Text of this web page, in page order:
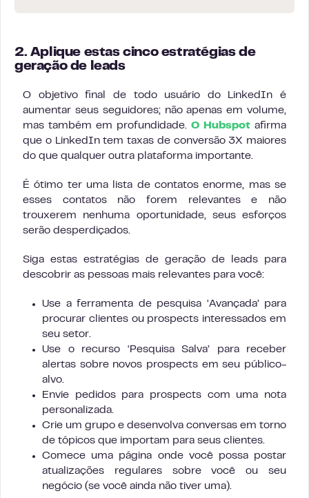
2. Aplique estas cinco estratégias de
geração de leads
O objetivo final de todo usuário do LinkedIn é
aumentar seus seguidores; não apenas em volume,
mas também em profundidade. O Hubspot afirma
que o LinkedIn tem taxas de conversão 3X maiores
do que qualquer outra plataforma importante.
É ótimo ter uma lista de contatos enorme, mas se
esses contatos não forem relevantes e não
trouxerem nenhuma oportunidade, seus esforços
serão desperdiçados.
Siga estas estratégias de geração de leads para
descobrir as pessoas mais relevantes para você:
Use a ferramenta de pesquisa ‘Avançada’ para
procurar clientes ou prospects interessados em
seu setor.
Use o recurso ‘Pesquisa Salva’ para receber
alertas sobre novos prospects em seu público-
alvo.
Envie pedidos para prospects com uma nota
personalizada.
Crie um grupo e desenvolva conversas em torno
de tópicos que importam para seus clientes.
Comece uma página onde você possa postar
atualizações regulares sobre você ou seu
negócio (se você ainda não tiver uma).